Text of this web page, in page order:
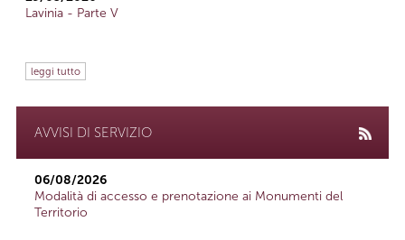
Lavinia - Parte V
leggi tutto
AVVISI DI SERVIZIO
06/08/2026
Modalità di accesso e prenotazione ai Monumenti del
Territorio